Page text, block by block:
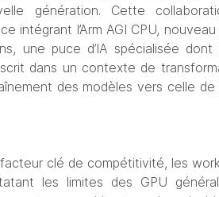
génération. Cette
intégrant l’Arm AGI CPU,
une puce d’IA spécialisée
dans un contexte de
des modèles vers celle de
clé de compétitivité, les
les limites des GPU